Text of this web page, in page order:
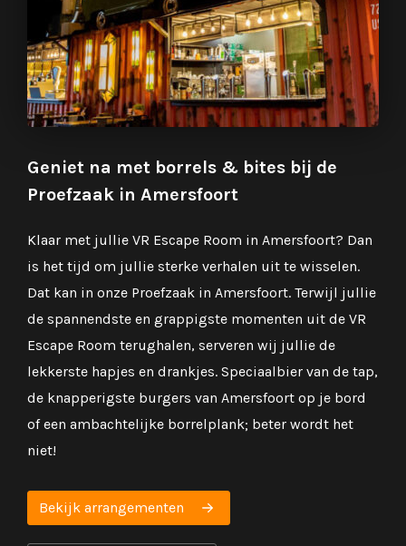
Geniet na met borrels & bites bij de
Proefzaak in Amersfoort
Klaar met jullie VR Escape Room in Amersfoort? Dan
is het tijd om jullie sterke verhalen uit te wisselen.
Dat kan in onze Proefzaak in Amersfoort. Terwijl jullie
de spannendste en grappigste momenten uit de VR
Escape Room terughalen, serveren wij jullie de
lekkerste hapjes en drankjes. Speciaalbier van de tap,
de knapperigste burgers van Amersfoort op je bord
of een ambachtelijke borrelplank; beter wordt het
niet!
Bekijk arrangementen